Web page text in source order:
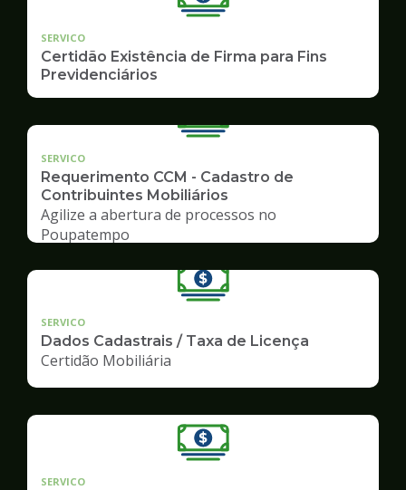
SERVICO
Certidão Existência de Firma para Fins
Previdenciários
SERVICO
Requerimento CCM - Cadastro de
Contribuintes Mobiliários
Agilize a abertura de processos no
Poupatempo
SERVICO
Dados Cadastrais / Taxa de Licença
Certidão Mobiliária
SERVICO